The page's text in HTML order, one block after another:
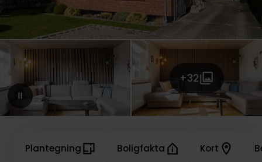
+32
Plantegning Boligfakta Kort